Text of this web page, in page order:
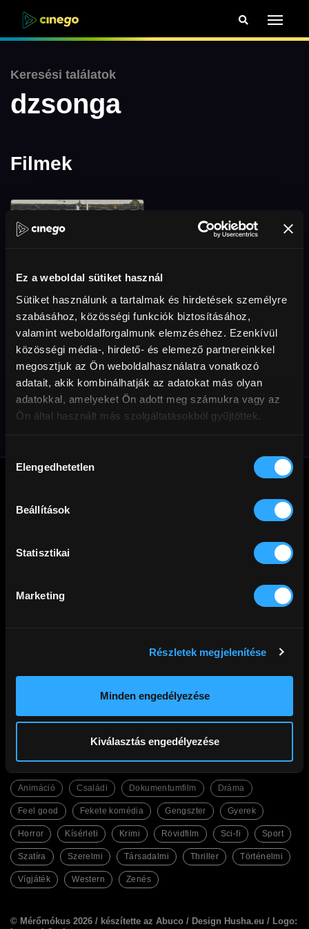
Ez a weboldal sütiket használ
Sütiket használunk a tartalmak és hirdetések személyre
szabásához, közösségi funkciók biztosításához,
valamint weboldalforgalmunk elemzéséhez. Ezenkívül
közösségi média-, hirdető- és elemező partnereinkkel
megosztjuk az Ön weboldalhasználatra vonatkozó
adatait, akik kombinálhatják az adatokat más olyan
adatokkal, amelyeket Ön adott meg számukra vagy az
Ön által használt más szolgáltatásokból gyűjtöttek.
kiválasztása
Elengedhetetlen
Beállítások
Statisztikai
Marketing
Részletek megjelenítése
Minden engedélyezése
Kiválasztás engedélyezése
Keresési találatok
dzsonga
Filmek
A boldogság ügynöke
Ajándék előfizetés
Adatkezelési tájékoztató
Általános Szerződési Feltételek
Kapcsolat
Filmek
Legnézettebb
Magyar filmek
Szinkronos filmek
Műfajok
Animáció Családi Dokumentumfilm Dráma
Feel good Fekete komédia Gengszter Gyerek
Horror Kísérleti Krimi Rövidfilm Sci-fi Sport
Szatíra Szerelmi Társadalmi Thriller Történelmi
Vígjáték Western Zenés
© Mérőmókus 2026 / készítette az Abuco / Design Husha.eu / Logo: